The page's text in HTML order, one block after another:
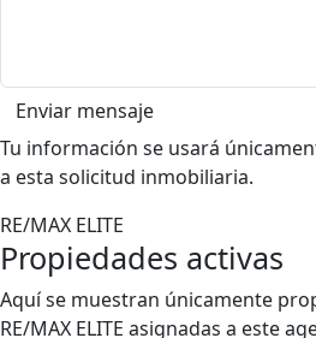
Enviar mensaje
Tu información se usará
a esta solicitud inmobiliaria.
RE/MAX ELITE
Propiedades activas
Aquí se muestran únicamente
RE/MAX ELITE asignadas a este